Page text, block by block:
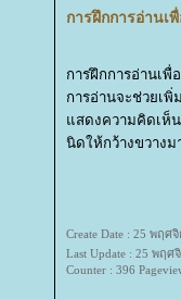
การฝึกการอ่านเ
การฝึกการอ่านเพื่
การอ่านจะช่วยเ
สดงความคิดเห็น
นิดให้กว้างขวาง
Create Date : 25 พฤศ
Last Update : 25 พฤศ
Counter : 396